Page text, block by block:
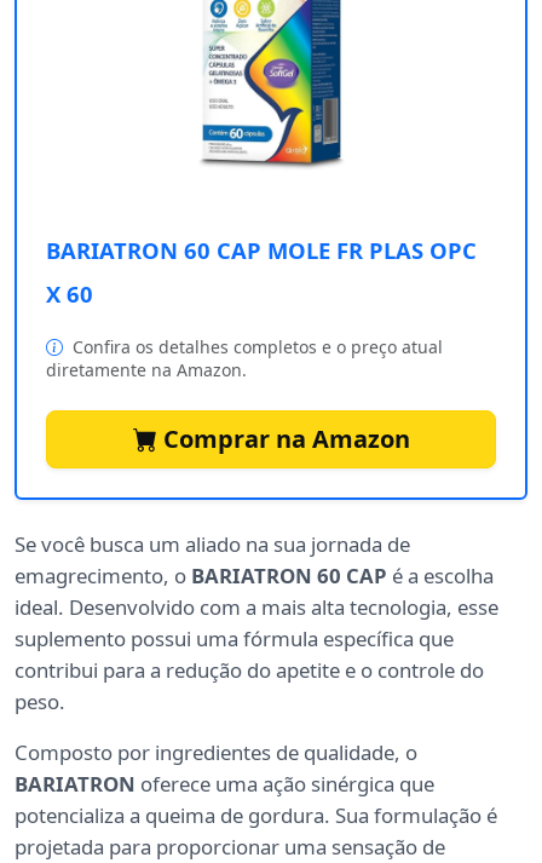
BARIATRON 60 CAP MOLE FR PLAS OPC
X 60
Confira os detalhes completos e o preço atual
diretamente na Amazon.
Comprar na Amazon
Se você busca um aliado na sua jornada de
emagrecimento, o BARIATRON 60 CAP é a escolha
ideal. Desenvolvido com a mais alta tecnologia, esse
suplemento possui uma fórmula específica que
contribui para a redução do apetite e o controle do
peso.
Composto por ingredientes de qualidade, o
BARIATRON oferece uma ação sinérgica que
potencializa a queima de gordura. Sua formulação é
projetada para proporcionar uma sensação de